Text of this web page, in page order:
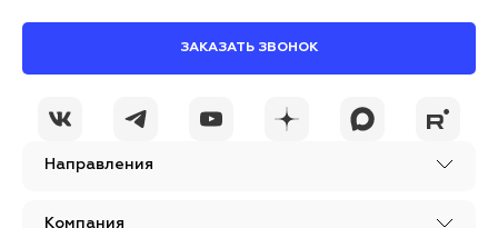
Направления
Компания
ЗАКАЗАТЬ ЗВОНОК